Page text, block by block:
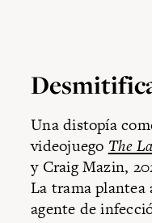
Una distopía
videojuego The
y Craig Mazin,
La trama plantea
agente de